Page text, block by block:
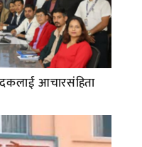
आचारसंहिता